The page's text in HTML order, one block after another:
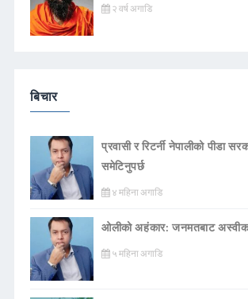
२ वर्ष अगाडि
बिचार
प्रवासी र रिटर्नी नेपालीको पीडा
समेटिनुपर्छ
४ महिना अगाडि
ओलीको अहंकार: जनमतबाट
५ महिना अगाडि